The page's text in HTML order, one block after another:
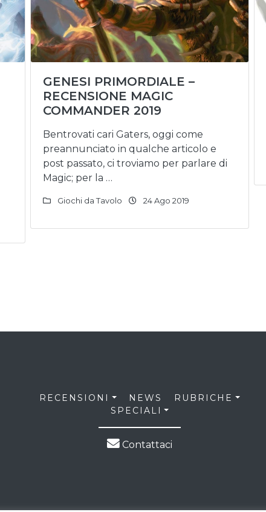
GENESI PRIMORDIALE –
RECENSIONE MAGIC
COMMANDER 2019
Bentrovati cari Gaters, oggi come
preannunciato in qualche articolo e
post passato, ci troviamo per parlare di
Magic; per la …
Giochi da Tavolo 24 Ago 2019
RECENSIONI NEWS
RUBRICHE
SPECIALI
Contattaci